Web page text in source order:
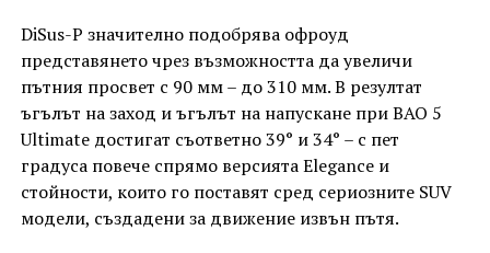
DiSus-P значително подобрява офроуд
представянето чрез възможността да увеличи
пътния просвет с 90 мм – до 310 мм. В резултат
ъгълът на заход и ъгълът на напускане при BAO 5
Ultimate достигат съответно 39° и 34° – с пет
градуса повече спрямо версията Elegance и
стойности, които го поставят сред сериозните SUV
модели, създадени за движение извън пътя.